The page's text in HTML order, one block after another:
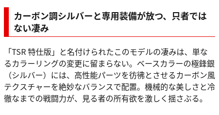
カーボン調シルバーと専用装備が放つ、只者では
ない凄み
「TSR 特仕版」と名付けられたこのモデルの凄みは、単な
るカラーリングの変更に留まらない。ベースカラーの極鋒銀
（シルバー）には、高性能パーツを彷彿とさせるカーボン風
テクスチャーを絶妙なバランスで配置。機械的な美しさと冷
徹なまでの戦闘力が、見る者の所有欲を激しく揺さぶる。